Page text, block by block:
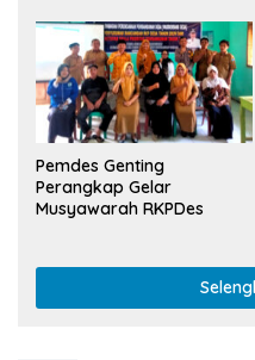
Pemdes Genting
Perangkap Gelar
Musyawarah RKPDes